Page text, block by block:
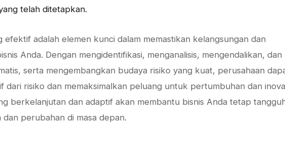
telah ditetapkan.
efektif adalah elemen kunci dalam memastikan kelangsungan dan
Anda. Dengan mengidentifikasi, menganalisis, mengendalikan, dan
serta mengembangkan budaya risiko yang kuat, perusahaan
dari risiko dan memaksimalkan peluang untuk pertumbuhan dan
berkelanjutan dan adaptif akan membantu bisnis Anda tetap
perubahan di masa depan.